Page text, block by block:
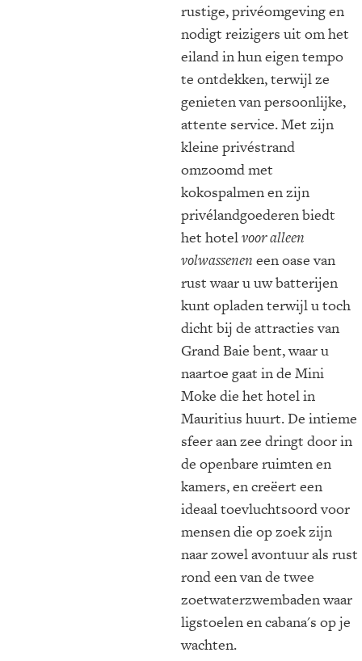
rustige, privéomgeving en
nodigt reizigers uit om het
eiland in hun eigen tempo
te ontdekken, terwijl ze
genieten van persoonlijke,
attente service. Met zijn
kleine privéstrand
omzoomd met
kokospalmen en zijn
privélandgoederen biedt
het hotelvoor alleen
volwassenen een oase van
rust waar u uw batterijen
kunt opladen terwijl u toch
dicht bij de attracties van
Grand Baie bent, waar u
naartoe gaat in de Mini
Moke die het hotel in
Mauritius huurt. De intieme
sfeer aan zee dringt door in
de openbare ruimten en
kamers, en creëert een
ideaal toevluchtsoord voor
mensen die op zoek zijn
naar zowel avontuur als rust
rond een van de twee
zoetwaterzwembaden waar
ligstoelen en cabana's op je
wachten.